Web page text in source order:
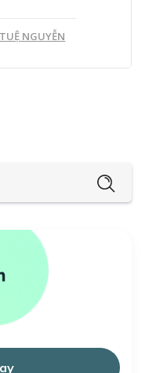
TUỆ NGUYỄN